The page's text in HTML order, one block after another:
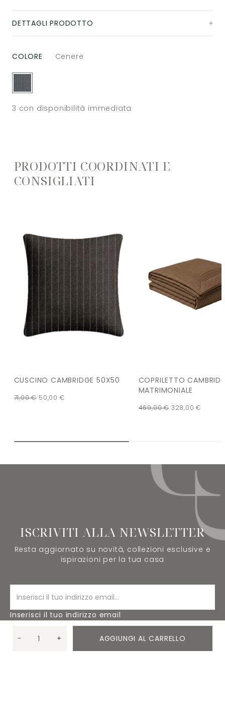
DETTAGLI PRODOTTO
COLORE Cenere
3 con disponibilità immediata
- Quantità
+ AGGIUNGI AL CARRELLO
PRODOTTI COORDINATI E
CONSIGLIATI
CUSCINO CAMBRIDGE 50X50
71,00€ 50,00 €
COPRILETTO
MATRIMONIALE
469,00€ 328,00€
ISCRIVITI ALLA NEWSLETTER
Resta aggiornato su novità, collezioni esclusive e
ispirazioni per la tua casa
Inserisci il tuo indirizzo email
ISCRIVITI